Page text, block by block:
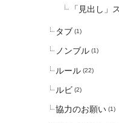
「見出し」
タブ (1)
ノンブル (1)
ルール (22)
ルビ (2)
協力のお願い (1)